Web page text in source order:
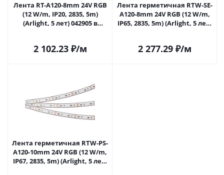
Лента RT-A120-8mm 24V RGB
(12 W/m, IP20, 2835, 5m)
(Arlight, 5 лет) 042905 в
2 102.23₽/м
Лента герметичная RTW-SE-
A120-8mm 24V RGB (12 W/m,
IP65, 2835, 5m) (Arlight, 5 лет)
2 277.29₽/м
Лента герметичная RTW-PS-
A120-10mm 24V RGB (12 W/m,
IP67, 2835, 5m) (Arlight, 5 лет)